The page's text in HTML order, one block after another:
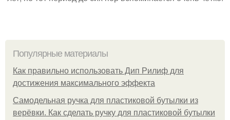
Популярные материалы
Как правильно использовать Дип Рилиф для
достижения максимального эффекта
Самодельная ручка для пластиковой бутылки из
верёвки. Как сделать ручку для пластиковой бутылки